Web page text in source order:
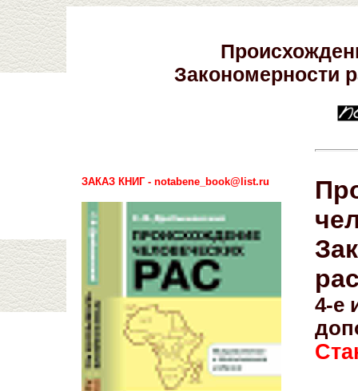
Закономерности
ЗАКАЗ КНИГ - notabene_book@list.ru
4-е